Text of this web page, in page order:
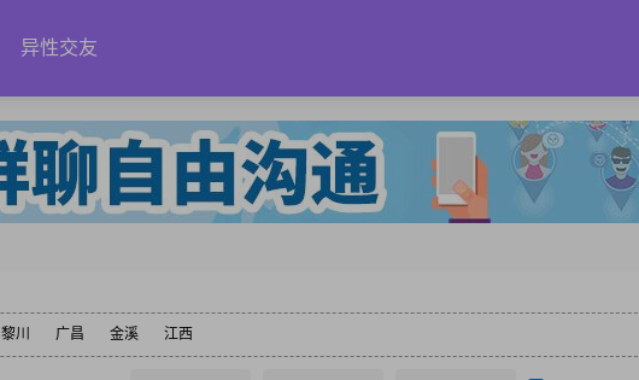
异性交友
黎川 广昌 金溪 江西